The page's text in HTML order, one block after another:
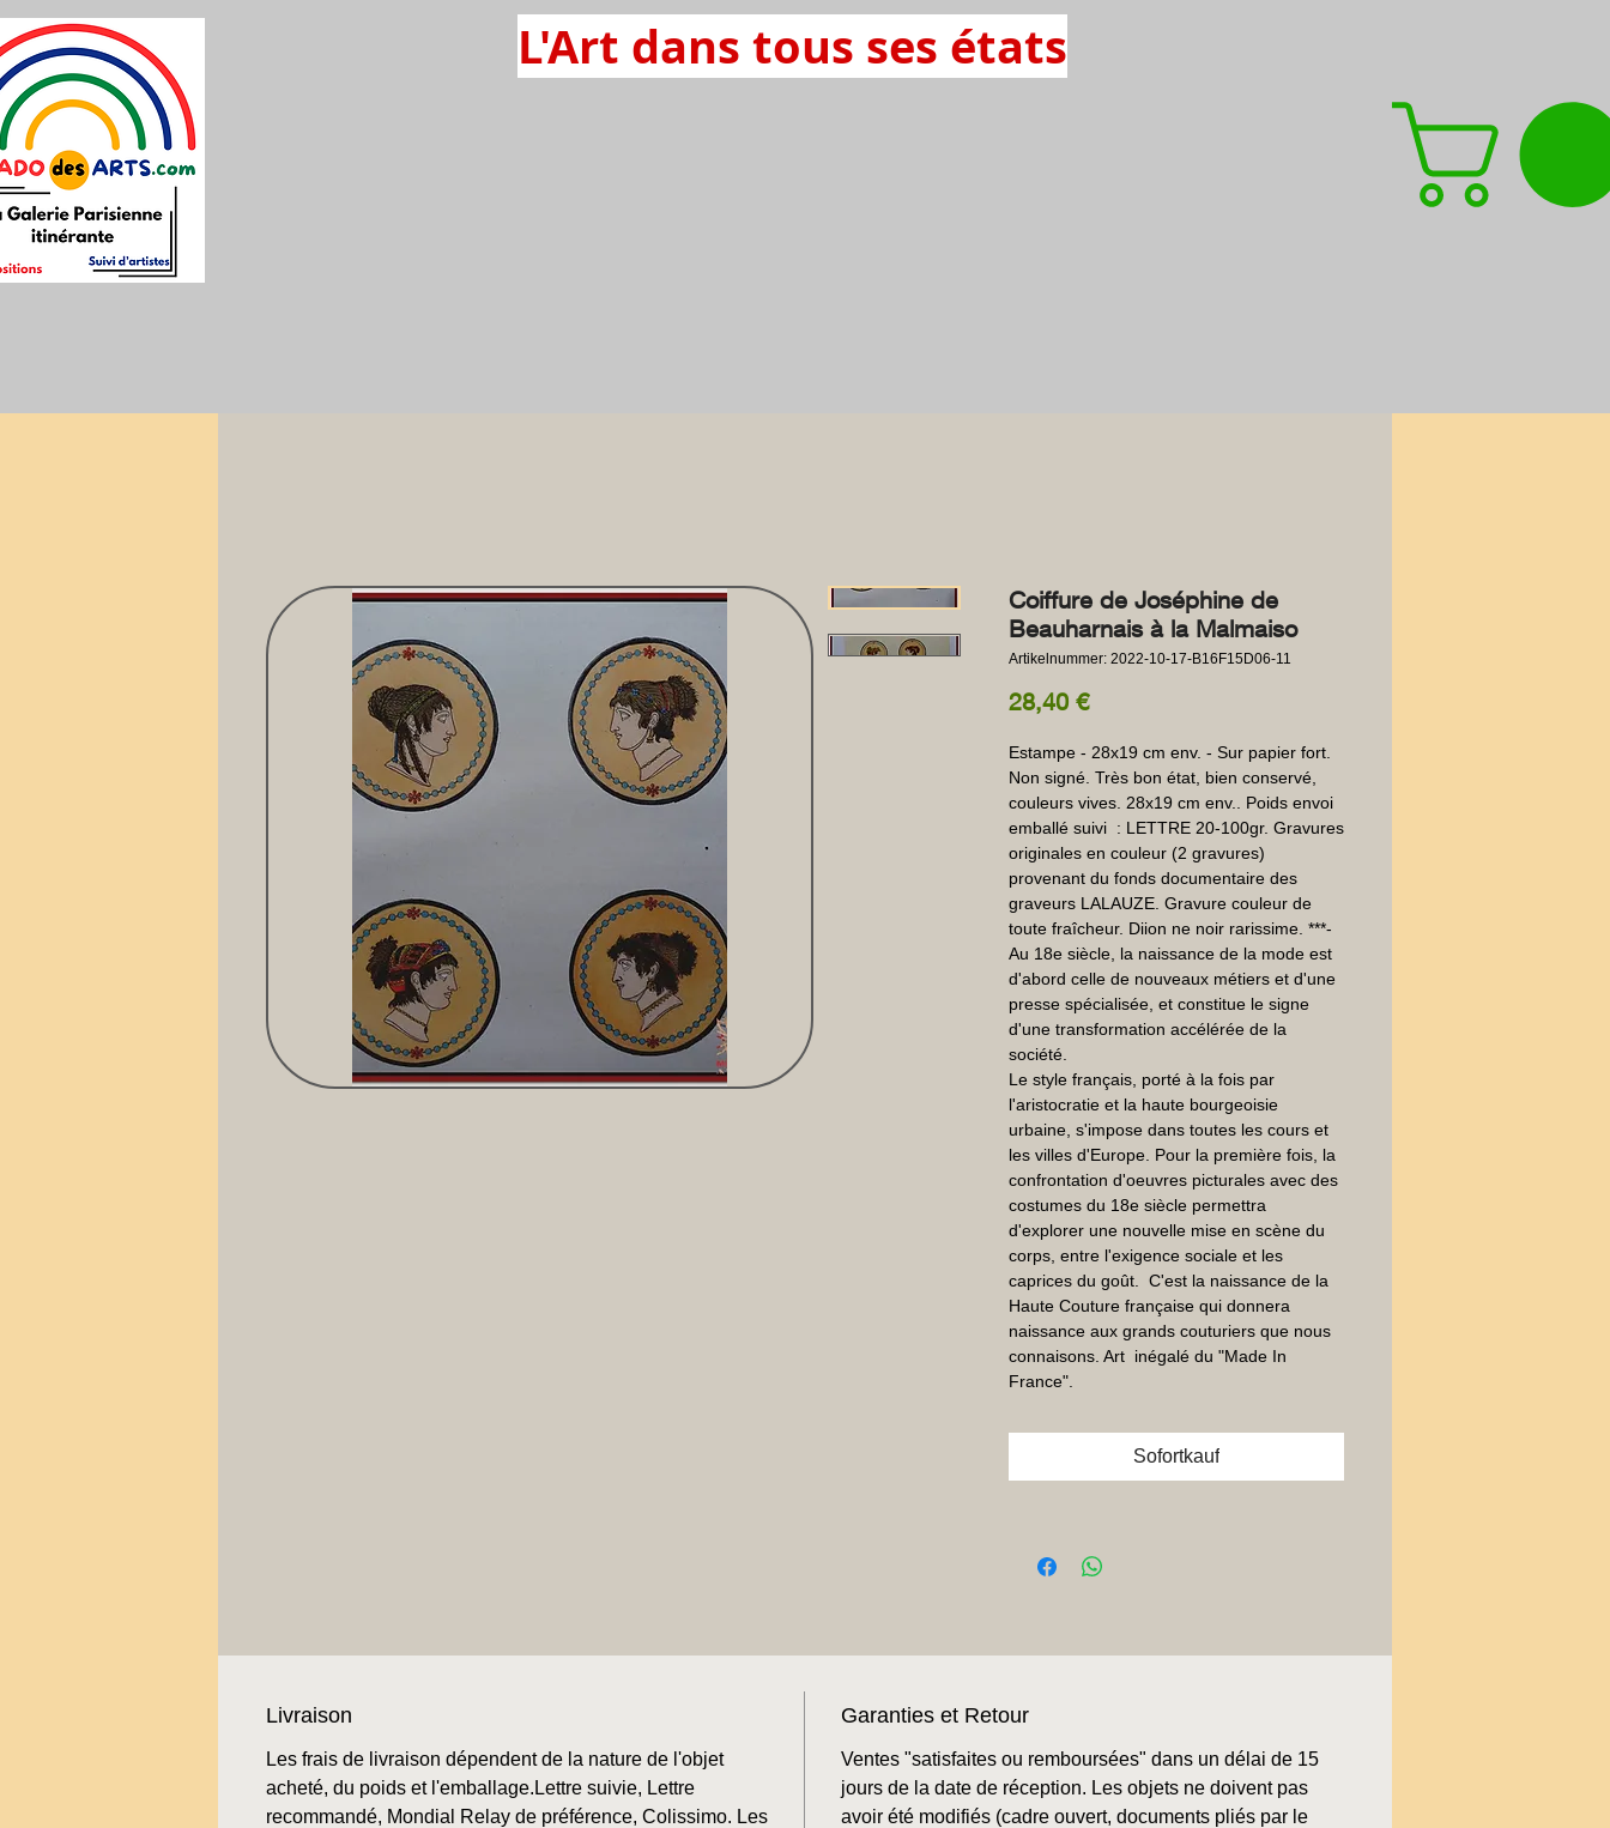
L'Art dans tous ses états
Coiffure de Joséphine de
Beauharnais à la Malmaiso
Artikelnummer: 2022-10-17-B16F15D06-11
28,40 €Preis
Estampe - 28x19 cm env. - Sur papier fort.
Non signé. Très bon état, bien conservé,
couleurs vives. 28x19 cm env.. Poids envoi
emballé suivi  : LETTRE 20-100gr. Gravures
originales en couleur (2 gravures)
provenant du fonds documentaire des
graveurs LALAUZE. Gravure couleur de
toute fraîcheur. Diion ne noir rarissime. ***-
Au 18e siècle, la naissance de la mode est
d'abord celle de nouveaux métiers et d'une
presse spécialisée, et constitue le signe
d'une transformation accélérée de la
société.
Le style français, porté à la fois par
l'aristocratie et la haute bourgeoisie
urbaine, s'impose dans toutes les cours et
les villes d'Europe. Pour la première fois, la
confrontation d'oeuvres picturales avec des
costumes du 18e siècle permettra
d'explorer une nouvelle mise en scène du
corps, entre l'exigence sociale et les
caprices du goût.  C'est la naissance de la
Haute Couture française qui donnera
naissance aux grands couturiers que nous
connaisons. Art  inégalé du "Made In
France".
Sofortkauf
Livraison
Les frais de livraison dépendent de la nature de l'objet
acheté, du poids et l'emballage.Lettre suivie, Lettre
recommandé, Mondial Relay de préférence, Colissimo. Les
Garanties et Retour
Ventes "satisfaites ou remboursées" dans un délai de 15
jours de la date de réception. Les objets ne doivent pas
avoir été modifiés (cadre ouvert, documents pliés par le